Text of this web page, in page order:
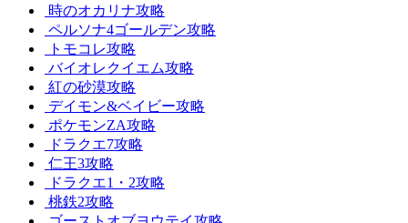
時のオカリナ攻略
ペルソナ4ゴールデン攻略
トモコレ攻略
バイオレクイエム攻略
紅の砂漠攻略
デイモン&ベイビー攻略
ポケモンZA攻略
ドラクエ7攻略
仁王3攻略
ドラクエ1・2攻略
桃鉄2攻略